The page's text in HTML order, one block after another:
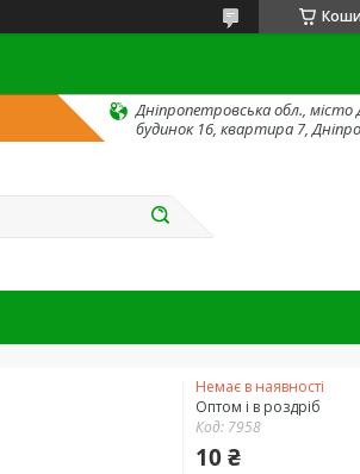
Дніпропетровська обл.,
будинок 16, квартира 7,
Немає в наявності
Оптом і в роздріб
Код: 7958
10 ₴